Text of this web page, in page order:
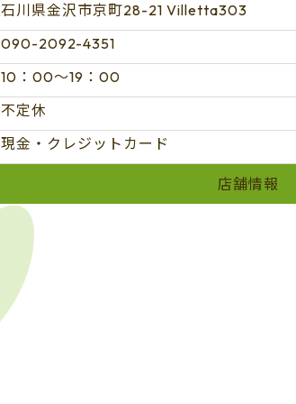
石川県金沢市京町28-21 Villetta303
090-2092-4351
10：00～19：00
不定休
現金・クレジットカード
店舗情報